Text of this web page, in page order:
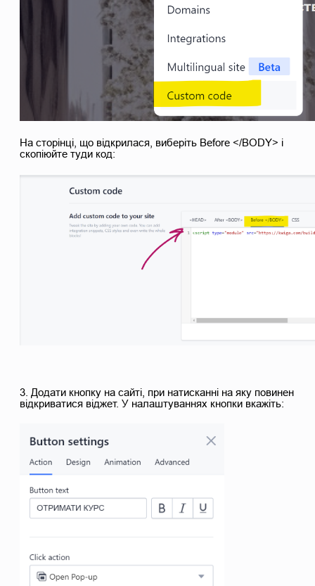
На сторінці, що відкрилася, виберіть Before </BODY> і
скопіюйте туди код:
3. Додати кнопку на сайті, при натисканні на яку повинен
відкриватися віджет. У налаштуваннях кнопки вкажіть: